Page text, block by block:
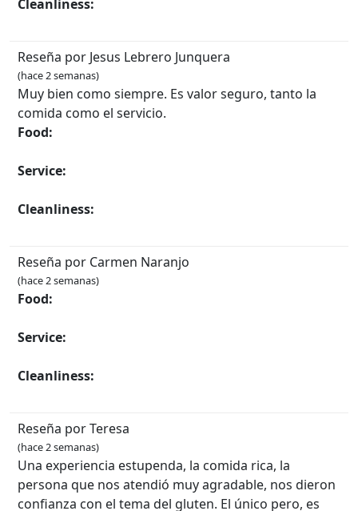
Cleanliness:
Reseña por Jesus Lebrero Junquera
(hace 2 semanas)
Muy bien como siempre. Es valor seguro, tanto la
comida como el servicio.
Food:
Service:
Cleanliness:
Reseña por Carmen Naranjo
(hace 2 semanas)
Food:
Service:
Cleanliness:
Reseña por Teresa
(hace 2 semanas)
Una experiencia estupenda, la comida rica, la
persona que nos atendió muy agradable, nos dieron
confianza con el tema del gluten. El único pero, es